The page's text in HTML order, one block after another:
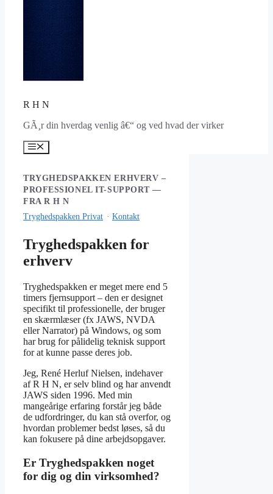
R H N
GÃ¸r din hverdag venlig â€“ og ved hvad der virker
Menu
TRYGHEDSPAKKEN ERHVERV –
PROFESSIONEL IT-SUPPORT —
FRA R H N
Tryghedspakken Privat · Kontakt
Tryghedspakken for
erhverv
Tryghedspakken er meget mere end 5
timers fjernsupport – den er designet
specifikt til professionelle, der bruger
en skærmlæser (fx JAWS, NVDA
eller Narrator) på Windows, og som
har brug for pålidelig teknisk support
for at kunne passe deres job.
Jeg, René Herluf Nielsen, indehaver
af R H N, er selv blind og har anvendt
JAWS siden 1996. Med min
mangeårige erfaring forstår jeg både
de udfordringer, du kan stå overfor, og
hvordan problemer bedst løses, så du
kan fokusere på dine arbejdsopgaver.
Er Tryghedspakken noget
for dig og din virksomhed?